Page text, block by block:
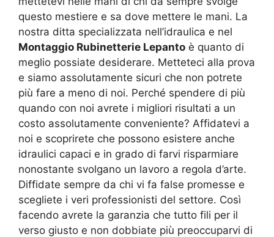
questo mestiere e sa dove mettere le mani. La
nostra ditta specializzata nell’idraulica e nel
Montaggio Rubinetterie Lepanto è quanto di
meglio possiate desiderare. Metteteci alla prova
e siamo assolutamente sicuri che non potrete
più fare a meno di noi. Perché spendere di più
quando con noi avrete i migliori risultati a un
costo assolutamente conveniente? Affidatevi a
noi e scoprirete che possono esistere anche
idraulici capaci e in grado di farvi risparmiare
nonostante svolgano un lavoro a regola d’arte.
Diffidate sempre da chi vi fa false promesse e
scegliete i veri professionisti del settore. Così
facendo avrete la garanzia che tutto fili per il
verso giusto e non dobbiate più preoccuparvi di